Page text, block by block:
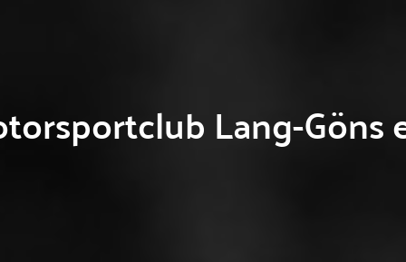
Lang-Göns